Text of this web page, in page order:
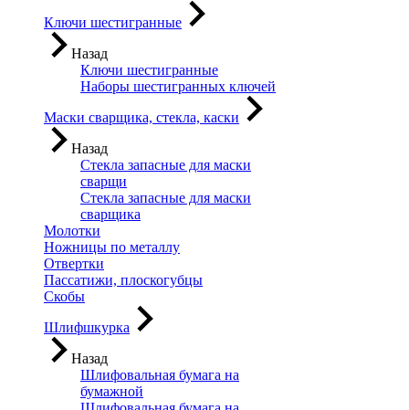
Ключи шестигранные
Назад
Ключи шестигранные
Наборы шестигранных ключей
Маски сварщика, стекла, каски
Назад
Стекла запасные для маски
сварщи
Стекла запасные для маски
сварщика
Молотки
Ножницы по металлу
Отвертки
Пассатижи, плоскогубцы
Скобы
Шлифшкурка
Назад
Шлифовальная бумага на
бумажной